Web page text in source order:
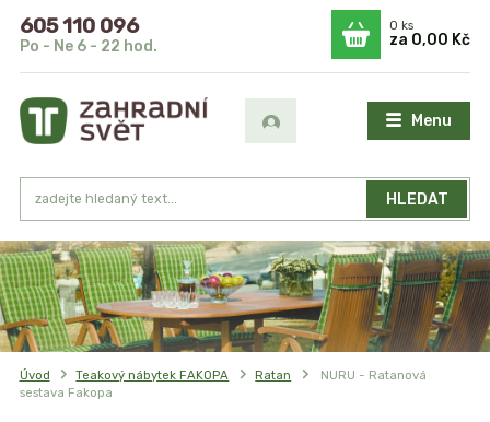
Menu
HLEDAT
605 110 096
Po - Ne 6 - 22 hod.
0ks
za 0,00 Kč
Úvod Teakový nábytek FAKOPA Ratan
NURU - Ratanová
sestava Fakopa